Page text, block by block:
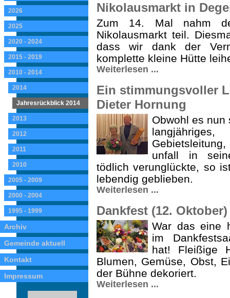
2026
2025
2020 - 2024
2015 - 2019
2010 - 2014
2014
Jahresrückblick 2014
2013
2012
2011
2010
2005 - 2009
2000 - 2004
1995 - 1999
Archiv
Gemeinde aktuell
Kontakt
Impressum
Nikolausmarkt in
Zum 14. Mal nahm
Nikolausmarkt teil.
dass wir dank der
komplette kleine Hütte
Weiterlesen ...
Ein stimmungsvoller
Dieter Hornung
Obwohl es nun
unfall in
tödlich verunglückte, so
lebendig geblieben.
Weiterlesen ...
Dankfest (12. Oktober)
War das eine
im
hat! Fleißige
Blumen, Gemüse, Obst,
der Bühne dekoriert.
Weiterlesen ...